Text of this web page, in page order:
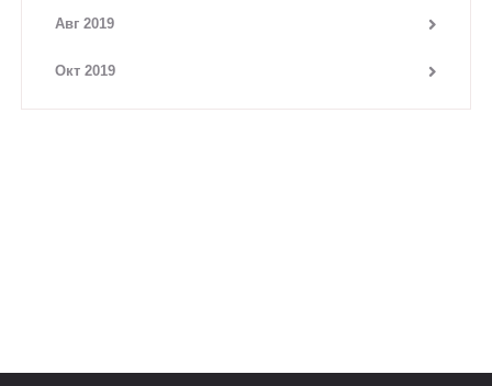
Авг 2019
Окт 2019